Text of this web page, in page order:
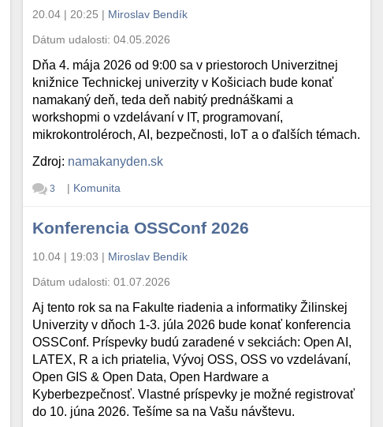
20.04 | 20:25 | Miroslav Bendík
Dátum udalosti:04.05.2026
Dňa 4. mája 2026 od 9:00 sa v priestoroch Univerzitnej
knižnice Technickej univerzity v Košiciach bude konať
namakaný deň, teda deň nabitý prednáškami a
workshopmi o vzdelávaní v IT, programovaní,
mikrokontroléroch, AI, bezpečnosti, IoT a o ďalších témach.
Zdroj: namakanyden.sk
3 | Komunita
Konferencia OSSConf 2026
10.04 | 19:03 | Miroslav Bendík
Dátum udalosti:01.07.2026
Aj tento rok sa na Fakulte riadenia a informatiky Žilinskej
Univerzity v dňoch 1-3. júla 2026 bude konať konferencia
OSSConf. Príspevky budú zaradené v sekciách: Open AI,
LATEX, R a ich priatelia, Vývoj OSS, OSS vo vzdelávaní,
Open GIS & Open Data, Open Hardware a
Kyberbezpečnosť. Vlastné príspevky je možné registrovať
do 10. júna 2026. Tešíme sa na Vašu návštevu.